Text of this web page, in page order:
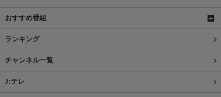
おすすめ番組
ランキング
チャンネル一覧
J:テレ